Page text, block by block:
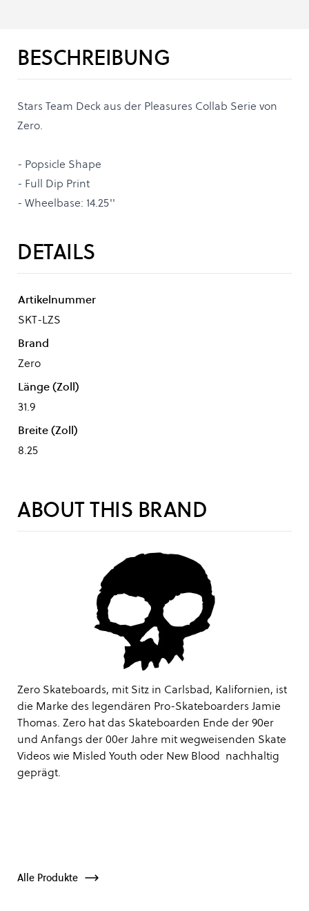
BESCHREIBUNG
Stars Team Deck aus der Pleasures Collab Serie von
Zero.
- Popsicle Shape
- Full Dip Print
- Wheelbase: 14.25''
DETAILS
Artikelnummer
SKT-LZS
Brand
Zero
Länge (Zoll)
31.9
Breite (Zoll)
8.25
ABOUT THIS BRAND
Zero Skateboards, mit Sitz in Carlsbad, Kalifornien, ist
die Marke des legendären Pro-Skateboarders Jamie
Thomas. Zero hat das Skateboarden Ende der 90er
und Anfangs der 00er Jahre mit wegweisenden Skate
Videos wie Misled Youth oder New Blood nachhaltig
geprägt.
Alle Produkte